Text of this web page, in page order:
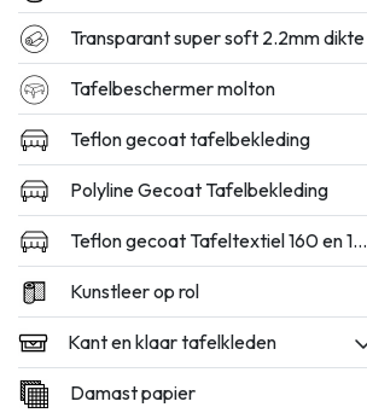
Transparant super soft 2.2mm dikte
Tafelbeschermer molton
Teflon gecoat tafelbekleding
Polyline Gecoat Tafelbekleding
Teflon gecoat Tafeltextiel 160 en 180cm breed
Kunstleer op rol
Kant en klaar tafelkleden
Damast papier